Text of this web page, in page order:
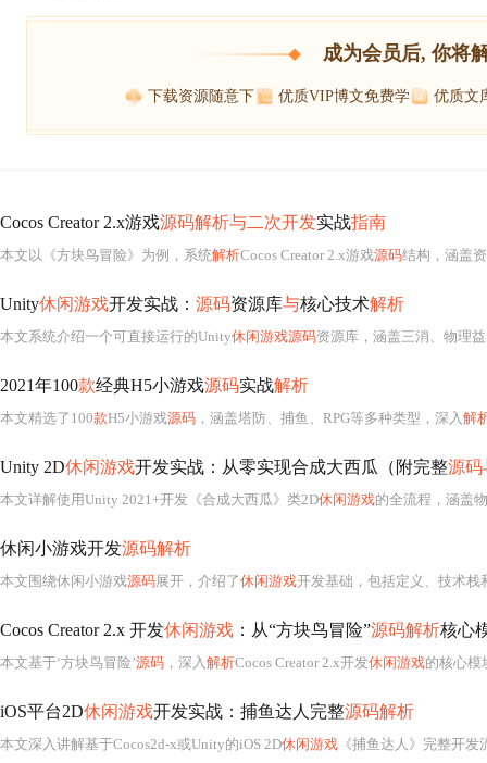
成为会员后, 你将
下载资源随意下 优质VIP博文免费学 优质文
Cocos Creator 2.x游戏源码解析与二次开发实战指南
本文以《方块鸟冒险》为例，系统解析Cocos Creator 2.x游戏源码结构，涵盖资源组织、模块化架
Unity休闲游戏开发实战： 源码资源库与核心技术解析
本文系统介绍一个可直接运行的Unity休闲游戏源码资源库，涵盖三消、物理益智、点消、合成建造等主流玩法工程，并深度拆解网格匹配算法（BFS）、拖
2021年100款经典H5小游戏源码实战解析
本文精选了100款H5小游戏源码 ，涵盖塔防、捕鱼、RPG等多种类型，深入解
Unity 2D休闲游戏开发实战：从零实现合成大西瓜（附完整源码
本文详解使用Unity 2021+开发《合成大西瓜》类2D休闲游戏的全流程，涵盖物理系统（Rigidbody2D/BoxCollider2D）、对象池优化、
休闲小游戏开发源码解析
本文围绕休闲小游戏源码展开，介绍了休闲游戏开发基础，包括定义、技术栈和流程。以记忆翻牌等游戏为例，分析算法实现、随机数应
Cocos Creator 2.x 开发休闲游戏 ：从“方块鸟冒险”源码解析核心
本文基于‘方块鸟冒险’源码 ，深入解析Cocos Creator 2.x开发休闲游戏的核心模块：有限状态机驱动的游戏循环、轻量级矩形碰撞检
iOS平台2D休闲游戏开发实战：捕鱼达人完整源码解析
本文深入讲解基于Cocos2d-x或Unity的iOS 2D休闲游戏 《捕鱼达人》完整开发流程，涵盖